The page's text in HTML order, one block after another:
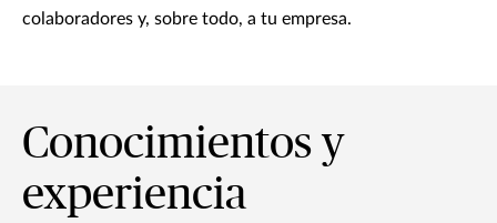
colaboradores y, sobre todo, a tu empresa.
Conocimientos y
experiencia